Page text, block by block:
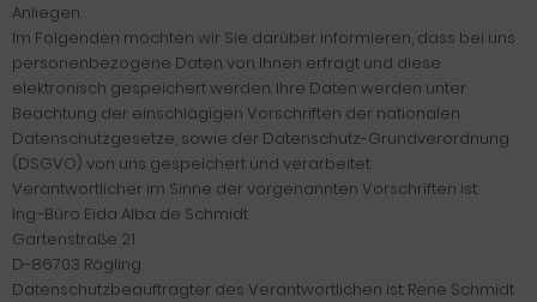
Anliegen.
Im Folgenden möchten wir Sie darüber informieren, dass bei uns
personenbezogene Daten von Ihnen erfragt und diese
elektronisch gespeichert werden. Ihre Daten werden unter
Beachtung der einschlägigen Vorschriften der nationalen
Datenschutzgesetze, sowie der Datenschutz-Grundverordnung
(DSGVO) von uns gespeichert und verarbeitet.
Verantwortlicher im Sinne der vorgenannten Vorschriften ist:
Ing.-Büro Eida Alba de Schmidt
Gartenstraße 21
D-86703 Rögling
Datenschutzbeauftragter des Verantwortlichen ist: Rene Schmidt